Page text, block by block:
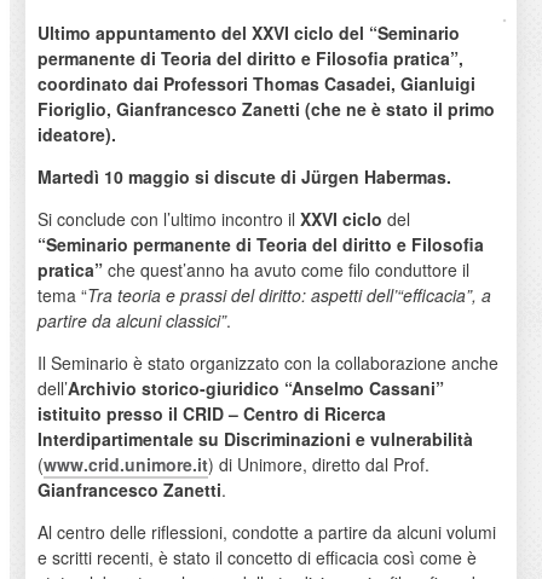
Ultimo appuntamento del XXVI ciclo del “Seminario
permanente di Teoria del diritto e Filosofia pratica”,
coordinato dai Professori Thomas Casadei, Gianluigi
Fioriglio, Gianfrancesco Zanetti (che ne è stato il primo
ideatore).
Martedì 10 maggio si discute di Jürgen Habermas.
Si conclude con l’ultimo incontro il XXVI ciclo del
“Seminario permanente di Teoria del diritto e Filosofia
pratica” che quest’anno ha avuto come filo conduttore il
tema “Tra teoria e prassi del diritto: aspetti dell’“efficacia”, a
partire da alcuni classici”.
Il Seminario è stato organizzato con la collaborazione anche
dell’Archivio storico-giuridico “Anselmo Cassani”
istituito presso il CRID – Centro di Ricerca
Interdipartimentale su Discriminazioni e vulnerabilità
(www.crid.unimore.it) di Unimore, diretto dal Prof.
Gianfrancesco Zanetti.
Al centro delle riflessioni, condotte a partire da alcuni volumi
e scritti recenti, è stato il concetto di efficacia così come è